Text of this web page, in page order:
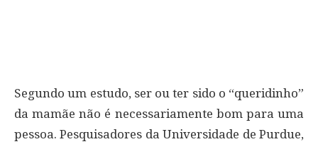
Segundo um estudo, ser ou ter sido o “queridinho”
da mamãe não é necessariamente bom para uma
pessoa. Pesquisadores da Universidade de Purdue,